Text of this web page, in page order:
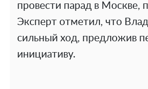
провести парад в Москве,
Эксперт отметил, что
сильный ход, предложив
инициативу.